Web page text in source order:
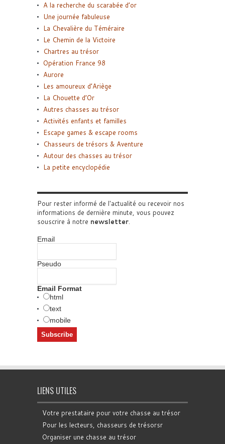
A la recherche du scarabée d’or
Une journée fabuleuse
La Chevalière du Téméraire
Le Chemin de la Victoire
Chartres au trésor
Opération France 98
Aurore
Les amoureux d’Ariège
La Chouette d’Or
Autres chasses au trésor
Activités enfants et familles
Escape games & escape rooms
Chasseurs de trésors & Aventure
Autour des chasses au trésor
La petite encyclopédie
Pour rester informé de l'actualité ou recevoir nos
informations de dernière minute, vous pouvez
souscrire à notre newsletter.
Email
Pseudo
Email Format
html
text
mobile
LIENS UTILES
Votre prestataire pour votre chasse au trésor
Pour les lecteurs, chasseurs de trésorsr
Organiser une chasse au trésor